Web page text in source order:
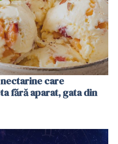
care
fără aparat, gata din